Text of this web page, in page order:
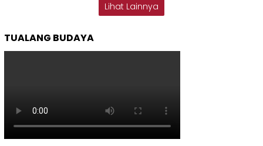
Lihat Lainnya
TUALANG BUDAYA